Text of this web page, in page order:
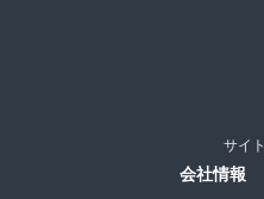
サイ
会社情報